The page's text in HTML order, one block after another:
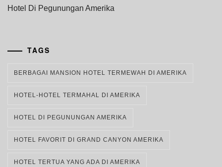
Hotel Di Pegunungan Amerika
TAGS
BERBAGAI MANSION HOTEL TERMEWAH DI AMERIKA
HOTEL-HOTEL TERMAHAL DI AMERIKA
HOTEL DI PEGUNUNGAN AMERIKA
HOTEL FAVORIT DI GRAND CANYON AMERIKA
HOTEL TERTUA YANG ADA DI AMERIKA